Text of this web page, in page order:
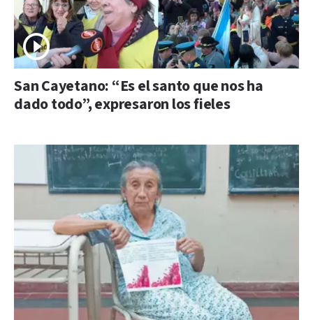
San Cayetano: “Es el santo que nos ha
dado todo”, expresaron los fieles